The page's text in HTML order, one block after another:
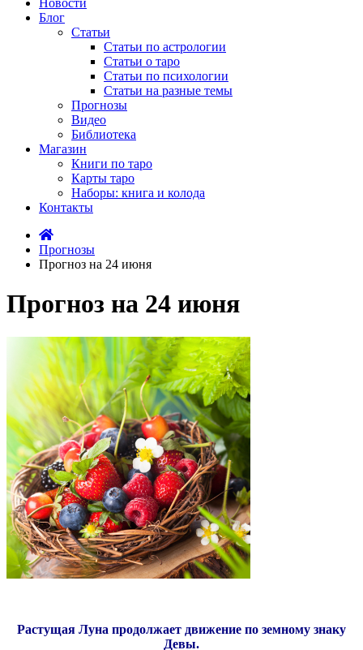
Новости
Блог
Статьи
Статьи по астрологии
Статьи о таро
Статьи по психологии
Статьи на разные темы
Прогнозы
Видео
Библиотека
Магазин
Книги по таро
Карты таро
Наборы: книга и колода
Контакты
Прогнозы
Прогноз на 24 июня
Прогноз на 24 июня
Растущая Луна продолжает движение по земному знаку
Девы.